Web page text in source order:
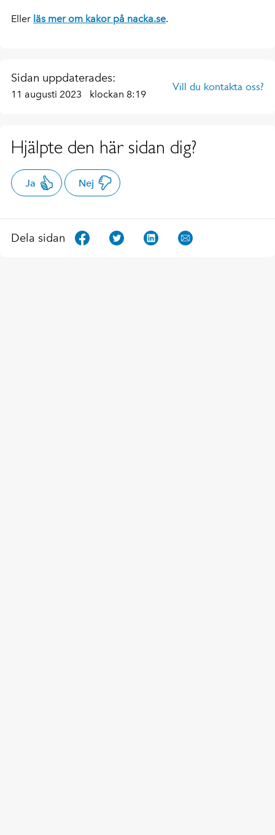
Eller läs mer om kakor på nacka.se.
Sidan uppdaterades:
11 augusti 2023 klockan 8:19
Vill du kontakta oss?
Hjälpte den här sidan dig?
Ja Nej
Dela sidan